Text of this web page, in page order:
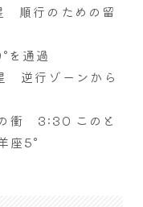
順行のための留
を通過
逆行ゾーンから
衝 3:30 このと
座5°